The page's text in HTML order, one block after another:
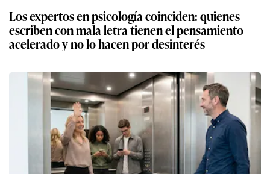
Los expertos en psicología coinciden: quienes
escriben con mala letra tienen el pensamiento
acelerado y no lo hacen por desinterés